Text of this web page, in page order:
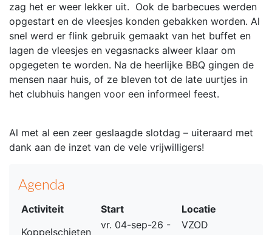
zag het er weer lekker uit. Ook de barbecues werden
opgestart en de vleesjes konden gebakken worden. Al
snel werd er flink gebruik gemaakt van het buffet en
lagen de vleesjes en vegasnacks alweer klaar om
opgegeten te worden. Na de heerlijke BBQ gingen de
mensen naar huis, of ze bleven tot de late uurtjes in
het clubhuis hangen voor een informeel feest.
Al met al een zeer geslaagde slotdag – uiteraard met
dank aan de inzet van de vele vrijwilligers!
Agenda
Activiteit Start
Locatie
Koppelschieten
vr. 04-sep-26 -
VZOD